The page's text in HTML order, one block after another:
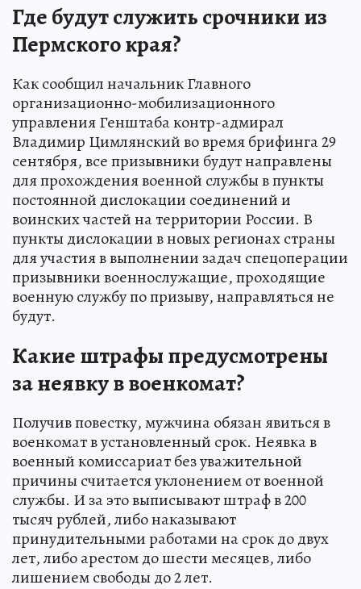
Где будут служить срочники из
Пермского края?
Как сообщил начальник Главного
организационно-мобилизационного
управления Генштаба контр-адмирал
Владимир Цимлянский во время брифинга 29
сентября, все призывники будут направлены
для прохождения военной службы в пункты
постоянной дислокации соединений и
воинских частей на территории России. В
пункты дислокации в новых регионах страны
для участия в выполнении задач спецоперации
призывники военнослужащие, проходящие
военную службу по призыву, направляться не
будут.
Какие штрафы предусмотрены
за неявку в военкомат?
Получив повестку, мужчина обязан явиться в
военкомат в установленный срок. Неявка в
военный комиссариат без уважительной
причины считается уклонением от военной
службы. И за это выписывают штраф в 200
тысяч рублей, либо наказывают
принудительными работами на срок до двух
лет, либо арестом до шести месяцев, либо
лишением свободы до 2 лет.